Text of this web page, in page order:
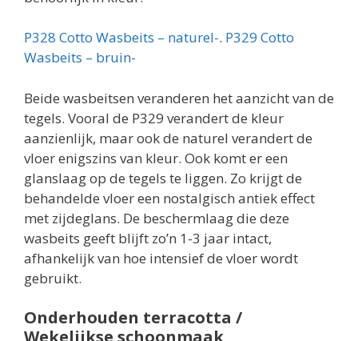
P328 Cotto Wasbeits – naturel-. P329 Cotto
Wasbeits – bruin-
Beide wasbeitsen veranderen het aanzicht van de
tegels. Vooral de P329 verandert de kleur
aanzienlijk, maar ook de naturel verandert de
vloer enigszins van kleur. Ook komt er een
glanslaag op de tegels te liggen. Zo krijgt de
behandelde vloer een nostalgisch antiek effect
met zijdeglans. De beschermlaag die deze
wasbeits geeft blijft zo’n 1-3 jaar intact,
afhankelijk van hoe intensief de vloer wordt
gebruikt.
Onderhouden terracotta /
Wekelijkse schoonmaak